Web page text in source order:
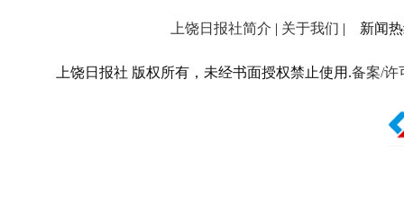
上饶日报社简介 | 关于我们 | 新闻热
上饶日报社 版权所有，未经书面授权禁止使用.备案/许